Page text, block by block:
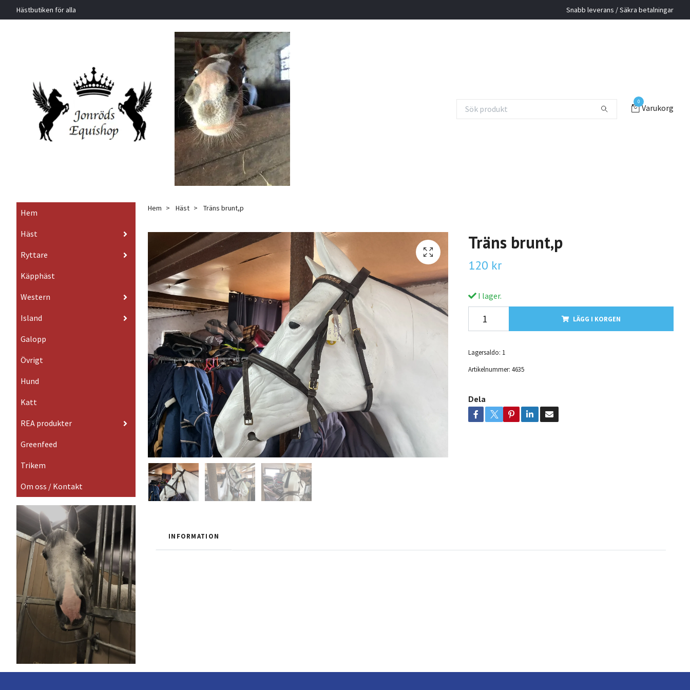
Hästbutiken för alla Snabb leverans / Säkra betalningar
0
Varukorg
Hem
Häst
Ryttare
Käpphäst
Western
Island
Galopp
Övrigt
Hund
Katt
REA produkter
Greenfeed
Trikem
Om oss / Kontakt
Hem Häst Träns brunt,p
Träns brunt,p
120 kr
I lager.
LÄGG I KORGEN
Lagersaldo: 1
Artikelnummer: 4635
Dela
INFORMATION